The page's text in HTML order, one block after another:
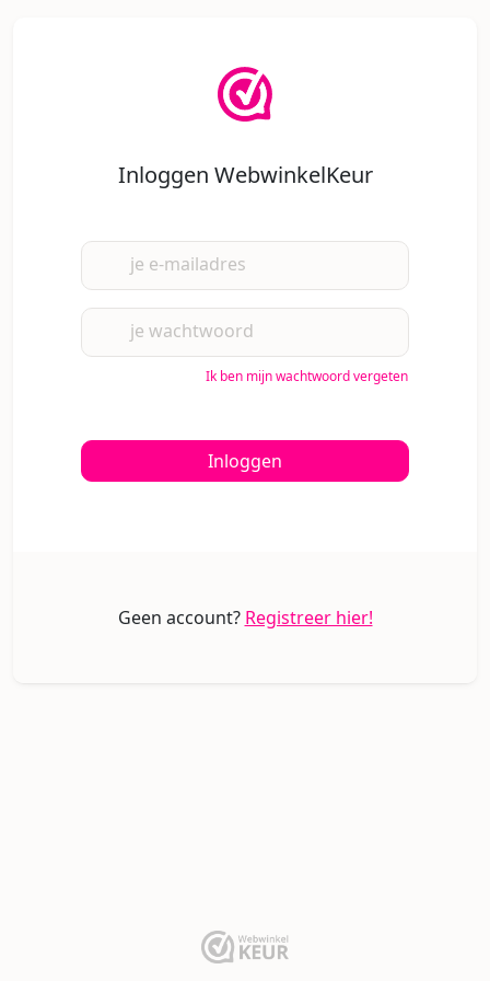
Inloggen WebwinkelKeur
je e-mailadres
je wachtwoord
Ik ben mijn wachtwoord vergeten
Inloggen
Geen account? Registreer hier!